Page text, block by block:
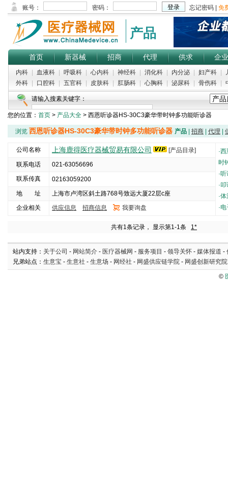
产品
首页 新器械 招商 代理 供求 企业
内科 血液科 呼吸科 心内科 神经科 消化科 内分泌 妇产科
外科
口腔科 五官科 皮肤科 肛肠科 心胸科 泌尿科 骨伤科
请输入搜素关键字：
您的位置： 首页 > 产品大全 > 西恩听诊器HS-30C3豪华带时钟多功能听诊器
浏览 西恩听诊器HS-30C3豪华带时钟多功能听诊器 产品 招商 代理
公司名称 上海鹿得医疗器械贸易有限公司 [产品目录] ·西
时
·听
·叩
·体
·电
联系电话
021-63056696
联系传真
02163059200
地 址
上海市卢湾区斜土路768号致远大厦22层c座
企业相关
供应信息 招商信息 我要询盘
共有1条记录， 显示第1-1条 1*
站内支持： 关于公司 - 网站简介 - 医疗器械网 - 服务项目 - 领导关怀 - 媒体报道 -
兄弟站点： 生意宝 - 生意社 - 生意场 - 网经社 - 网盛供应链学院 - 网盛创新研究院
©